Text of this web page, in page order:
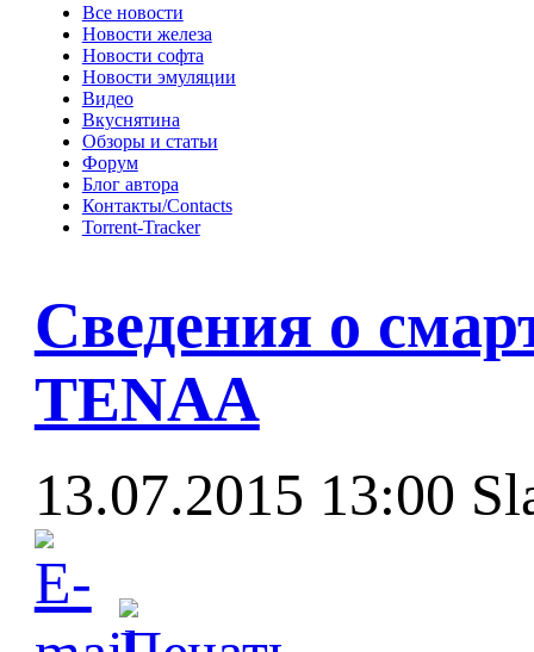
Все новости
Новости железа
Новости софта
Новости эмуляции
Видео
Вкуснятина
Обзоры и статьи
Форум
Блог автора
Контакты/Contacts
Torrent-Tracker
Сведения о
TENAA
13.07.2015 13:00